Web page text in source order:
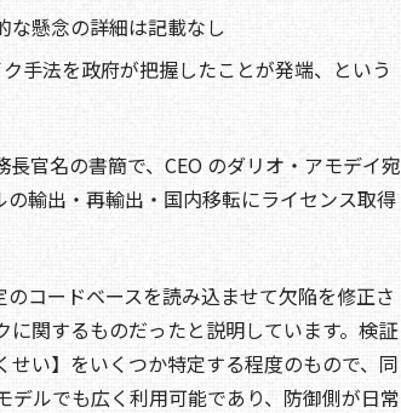
な懸念の詳細は記載なし
手法を政府が把握したことが発端、という
官名の書簡で、CEO のダリオ・アモデイ宛
輸出・再輸出・国内移転にライセンス取得
コードベースを読み込ませて欠陥を修正さ
関するものだったと説明しています。検証
い】をいくつか特定する程度のもので、同
ルでも広く利用可能であり、防御側が日常